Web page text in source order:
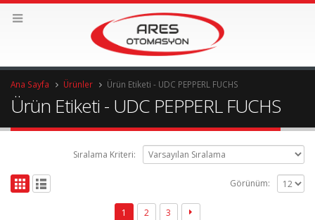
Ana Sayfa Ürünler Ürün Etiketi - UDC PEPPERL FUCHS
Ürün Etiketi - UDC PEPPERL FUCHS
Sıralama Kriteri:
Görünüm:
1 2 3